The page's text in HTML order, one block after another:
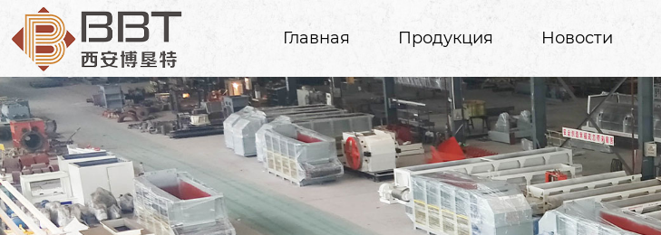
Главная Продукция Новости